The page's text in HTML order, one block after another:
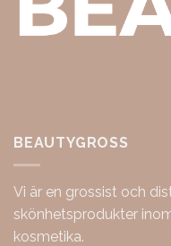
BEAUTYGROSS
Vi är en grossist och
skönhetsprodukter
kosmetika.